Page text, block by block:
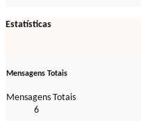
Estatísticas
Mensagens Totais
Mensagens Totais
6